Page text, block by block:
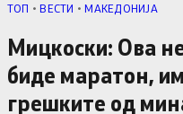
TОП •ВЕСТИ •МАКЕДОНИЈА
Мицкоски: Ова
биде маратон,
грешките од